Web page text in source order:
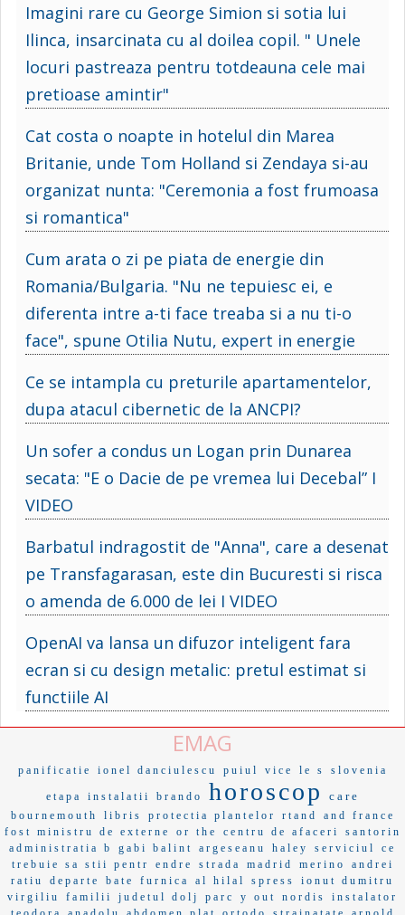
Imagini rare cu George Simion si sotia lui
Ilinca, insarcinata cu al doilea copil. " Unele
locuri pastreaza pentru totdeauna cele mai
pretioase amintir"
Cat costa o noapte in hotelul din Marea
Britanie, unde Tom Holland si Zendaya si-au
organizat nunta: "Ceremonia a fost frumoasa
si romantica"
Cum arata o zi pe piata de energie din
Romania/Bulgaria. "Nu ne tepuiesc ei, e
diferenta intre a-ti face treaba si a nu ti-o
face", spune Otilia Nutu, expert in energie
Ce se intampla cu preturile apartamentelor,
dupa atacul cibernetic de la ANCPI?
Un sofer a condus un Logan prin Dunarea
secata: "E o Dacie de pe vremea lui Decebal” I
VIDEO
Barbatul indragostit de "Anna", care a desenat
pe Transfagarasan, este din Bucuresti si risca
o amenda de 6.000 de lei I VIDEO
OpenAI va lansa un difuzor inteligent fara
ecran si cu design metalic: pretul estimat si
functiile AI
EMAG
panificatie ionel danciulescu puiul vice le s slovenia
etapa instalatii brando horoscop care
bournemouth libris protectia plantelor rtand
and france
fost ministru de externe
or the centru de afaceri
santorin
administratia b
gabi balint argeseanu haley serviciul
ce
trebuie sa stii pentr
endre strada madrid merino
andrei
ratiu
departe bate furnica al hilal spress
ionut dumitru
virgiliu
familii judetul dolj parc y out nordis
instalator